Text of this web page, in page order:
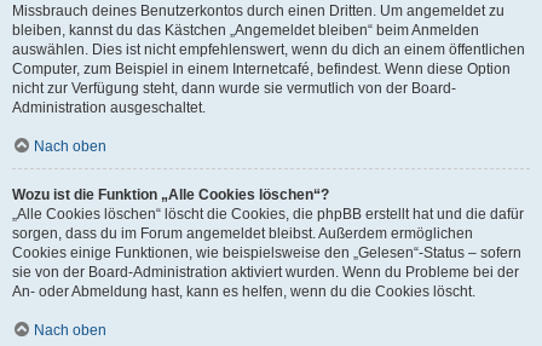
Missbrauch deines Benutzerkontos durch einen Dritten. Um angemeldet zu
bleiben, kannst du das Kästchen „Angemeldet bleiben“ beim Anmelden
auswählen. Dies ist nicht empfehlenswert, wenn du dich an einem öffentlichen
Computer, zum Beispiel in einem Internetcafé, befindest. Wenn diese Option
nicht zur Verfügung steht, dann wurde sie vermutlich von der Board-
Administration ausgeschaltet.
Nach oben
Wozu ist die Funktion „Alle Cookies löschen“?
„Alle Cookies löschen“ löscht die Cookies, die phpBB erstellt hat und die dafür
sorgen, dass du im Forum angemeldet bleibst. Außerdem ermöglichen
Cookies einige Funktionen, wie beispielsweise den „Gelesen“-Status – sofern
sie von der Board-Administration aktiviert wurden. Wenn du Probleme bei der
An- oder Abmeldung hast, kann es helfen, wenn du die Cookies löscht.
Nach oben